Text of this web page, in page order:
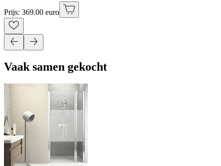
Prijs: 369.00 euro
Vaak samen gekocht